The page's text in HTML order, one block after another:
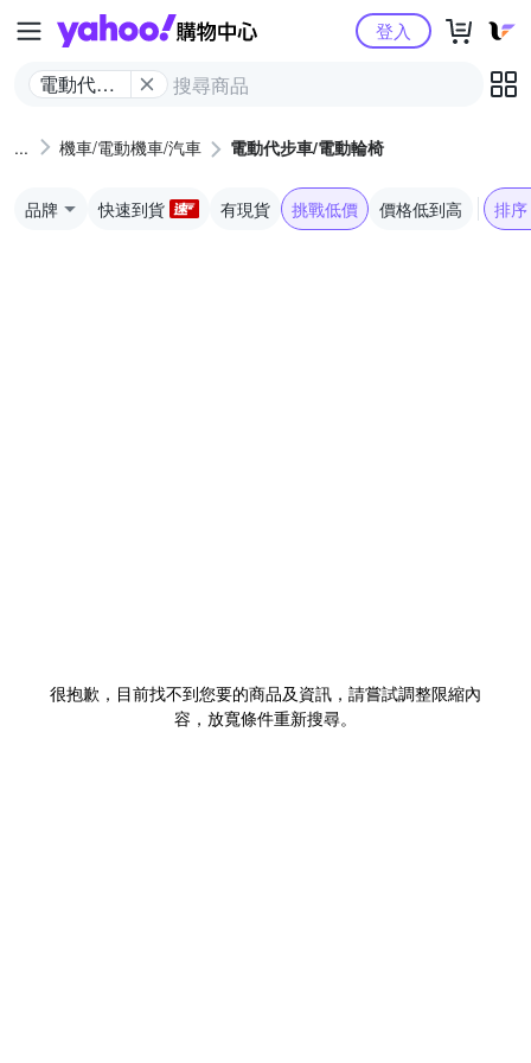
Yahoo購物中心
電動代步
椅
登入
機車/電動機車/汽車 電動代步車/電動輪椅
品牌 快速到貨 有現貨 挑戰低價 價格低到高 排序
很抱歉，目前找不到您要的商品及資訊，請嘗試調整限縮內
容，放寬條件重新搜尋。